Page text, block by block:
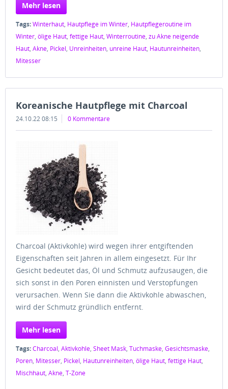
Mehr lesen
Tags:Winterhaut, Hautpflege im Winter, Hautpflegeroutine im
Winter, ölige Haut, fettige Haut, Winterroutine, zu Akne neigende
Haut, Akne, Pickel, Unreinheiten, unreine Haut, Hautunreinheiten,
Mitesser
Koreanische Hautpflege mit Charcoal
24.10.22 08:15 0 Kommentare
Charcoal (Aktivkohle) wird wegen ihrer entgiftenden
Eigenschaften seit Jahren in allem eingesetzt. Für Ihr
Gesicht bedeutet das, Öl und Schmutz aufzusaugen, die
sich sonst in den Poren einnisten und Verstopfungen
verursachen. Wenn Sie dann die Aktivkohle abwaschen,
wird der Schmutz gründlich entfernt.
Mehr lesen
Tags:Charcoal, Aktivkohle, Sheet Mask, Tuchmaske, Gesichtsmaske,
Poren, Mitesser, Pickel, Hautunreinheiten, ölige Haut, fettige Haut,
Mischhaut, Akne, T-Zone